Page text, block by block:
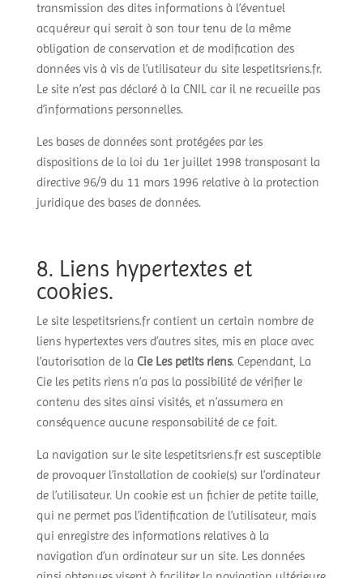
transmission des dites informations à l’éventuel
acquéreur qui serait à son tour tenu de la même
obligation de conservation et de modification des
données vis à vis de l’utilisateur du site lespetitsriens.fr.
Le site n’est pas déclaré à la CNIL car il ne recueille pas
d’informations personnelles.
Les bases de données sont protégées par les
dispositions de la loi du 1er juillet 1998 transposant la
directive 96/9 du 11 mars 1996 relative à la protection
juridique des bases de données.
8. Liens hypertextes et
cookies.
Le site lespetitsriens.fr contient un certain nombre de
liens hypertextes vers d’autres sites, mis en place avec
l’autorisation de la Cie Les petits riens. Cependant, La
Cie les petits riens n’a pas la possibilité de vérifier le
contenu des sites ainsi visités, et n’assumera en
conséquence aucune responsabilité de ce fait.
La navigation sur le site lespetitsriens.fr est susceptible
de provoquer l’installation de cookie(s) sur l’ordinateur
de l’utilisateur. Un cookie est un fichier de petite taille,
qui ne permet pas l’identification de l’utilisateur, mais
qui enregistre des informations relatives à la
navigation d’un ordinateur sur un site. Les données